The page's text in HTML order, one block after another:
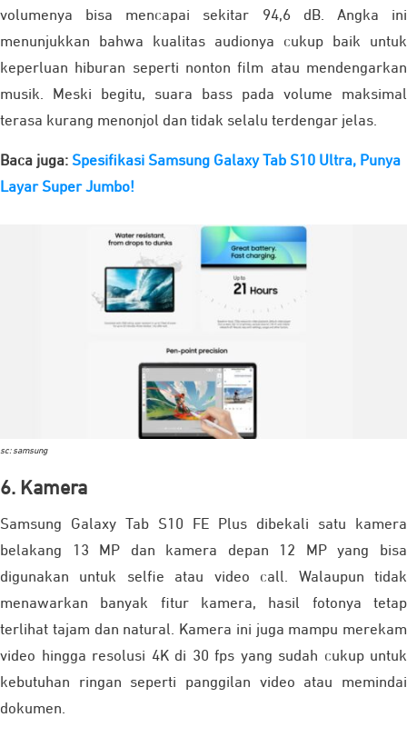
volumenya bisa mencapai sekitar 94,6 dB. Angka ini
menunjukkan bahwa kualitas audionya cukup baik untuk
keperluan hiburan seperti nonton film atau mendengarkan
musik. Meski begitu, suara bass pada volume maksimal
terasa kurang menonjol dan tidak selalu terdengar jelas.
Baca juga: Spesifikasi Samsung Galaxy Tab S10 Ultra, Punya
Layar Super Jumbo!
sc: samsung
6. Kamera
Samsung Galaxy Tab S10 FE Plus dibekali satu kamera
belakang 13 MP dan kamera depan 12 MP yang bisa
digunakan untuk selfie atau video call. Walaupun tidak
menawarkan banyak fitur kamera, hasil fotonya tetap
terlihat tajam dan natural. Kamera ini juga mampu merekam
video hingga resolusi 4K di 30 fps yang sudah cukup untuk
kebutuhan ringan seperti panggilan video atau memindai
dokumen.